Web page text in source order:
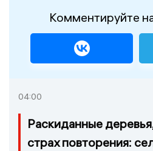
Комментируйте
04:00
Раскиданные
страх повторения: